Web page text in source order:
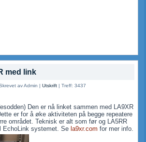
med link
av Admin |Utskrift |Treff: 3437
Den er nå linket sammen med LA9XR
er for å øke aktiviteten på begge repeatere
området. Teknisk er alt som før og LA5RR
EchoLink systemet. Se la9xr.com for mer info.